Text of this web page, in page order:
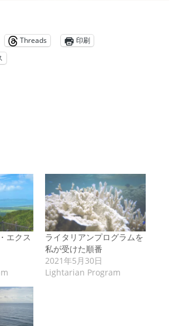
Threads
印刷
エクス
ライタリアンプログラムを
私が受けた順番
2021年5月30日
Lightarian Program